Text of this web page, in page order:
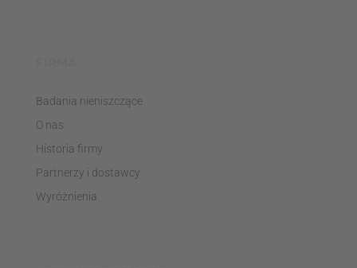
Badania nieniszczące
O nas
Historia firmy
Partnerzy i dostawcy
Wyróżnienia